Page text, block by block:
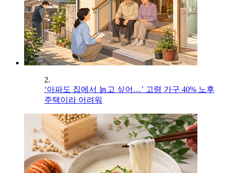
2.
‘아파도 집에서 늙고 싶어…’ 고령 가구 40% 노후
주택이라 어려워